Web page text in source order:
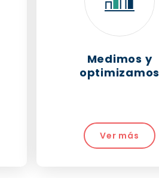
Medimos y
optimizamos
Ver más